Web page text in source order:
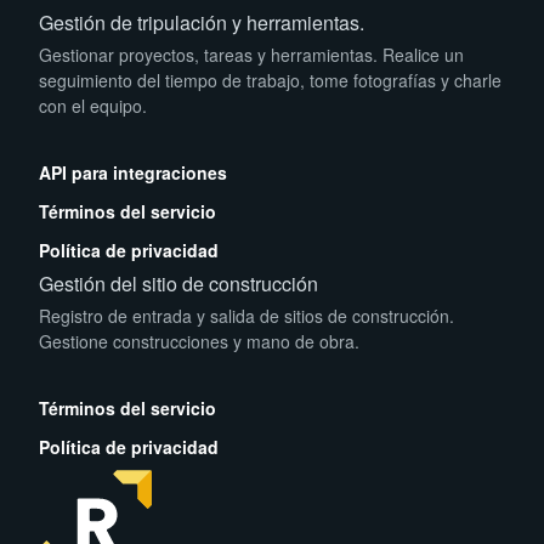
Gestión de tripulación y herramientas.
Gestionar proyectos, tareas y herramientas. Realice un
seguimiento del tiempo de trabajo, tome fotografías y charle
con el equipo.
API para integraciones
Términos del servicio
Política de privacidad
Gestión del sitio de construcción
Registro de entrada y salida de sitios de construcción.
Gestione construcciones y mano de obra.
Términos del servicio
Política de privacidad